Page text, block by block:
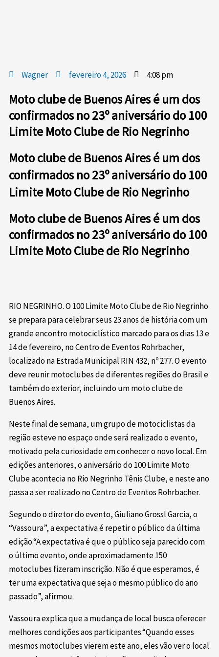
Wagner fevereiro 4, 2026 4:08 pm
Moto clube de Buenos Aires é um dos
confirmados no 23º aniversário do 100
Limite Moto Clube de Rio Negrinho
Moto clube de Buenos Aires é um dos
confirmados no 23º aniversário do 100
Limite Moto Clube de Rio Negrinho
Moto clube de Buenos Aires é um dos
confirmados no 23º aniversário do 100
Limite Moto Clube de Rio Negrinho
RIO NEGRINHO. O 100 Limite Moto Clube de Rio Negrinho
se prepara para celebrar seus 23 anos de história com um
grande encontro motociclístico marcado para os dias 13 e
14 de fevereiro, no Centro de Eventos Rohrbacher,
localizado na Estrada Municipal RIN 432, nº 277. O evento
deve reunir motoclubes de diferentes regiões do Brasil e
também do exterior, incluindo um moto clube de
Buenos Aires.
Neste final de semana, um grupo de motociclistas da
região esteve no espaço onde será realizado o evento,
motivado pela curiosidade em conhecer o novo local. Em
edições anteriores, o aniversário do 100 Limite Moto
Clube acontecia no Rio Negrinho Tênis Clube, e neste ano
passa a ser realizado no Centro de Eventos Rohrbacher.
Segundo o diretor do evento, Giuliano Grossl Garcia, o
“Vassoura”, a expectativa é repetir o público da última
edição.“A expectativa é que o público seja parecido com
o último evento, onde aproximadamente 150
motoclubes fizeram inscrição. Não é que esperamos, é
ter uma expectativa que seja o mesmo público do ano
passado”, afirmou.
Vassoura explica que a mudança de local busca oferecer
melhores condições aos participantes.“Quando esses
mesmos motoclubes vierem este ano, eles vão ver o local